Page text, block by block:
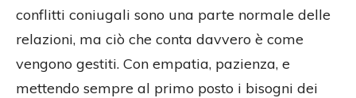
conflitti coniugali sono una parte normale delle
relazioni, ma ciò che conta davvero è come
vengono gestiti. Con empatia, pazienza, e
mettendo sempre al primo posto i bisogni dei